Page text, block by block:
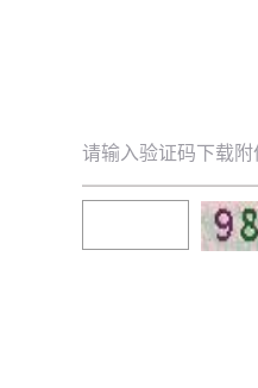
请输入验证码下载附